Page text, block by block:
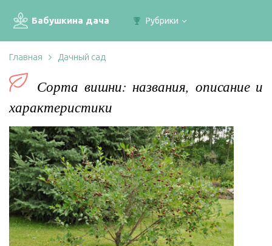
Бабушкина дача Рубрики
Главная Дачный сад
Сорта вишни: названия, описание и
характеристики